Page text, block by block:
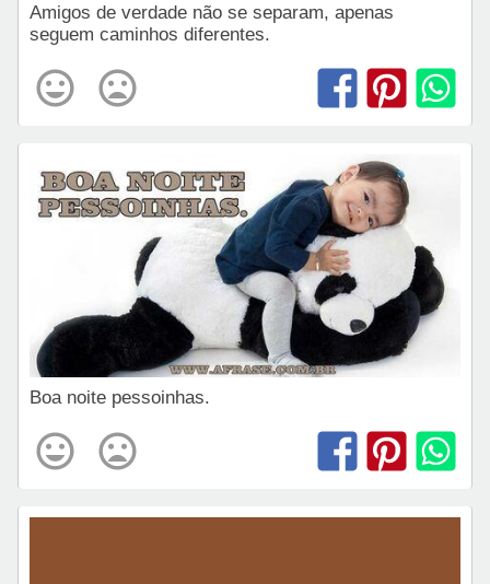
Amigos de verdade não se separam, apenas
seguem caminhos diferentes.
Boa noite pessoinhas.